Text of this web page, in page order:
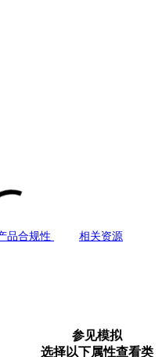
品合规性
相关资源
参见模拟
选择以下属性查看类